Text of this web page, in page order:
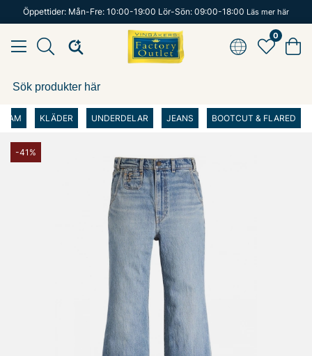
Öppettider: Mån-Fre: 10:00-19:00 Lör-Sön: 09:00-18:00 Läs mer här
0
DAM KLÄDER UNDERDELAR JEANS BOOTCUT & FLARED
-41%